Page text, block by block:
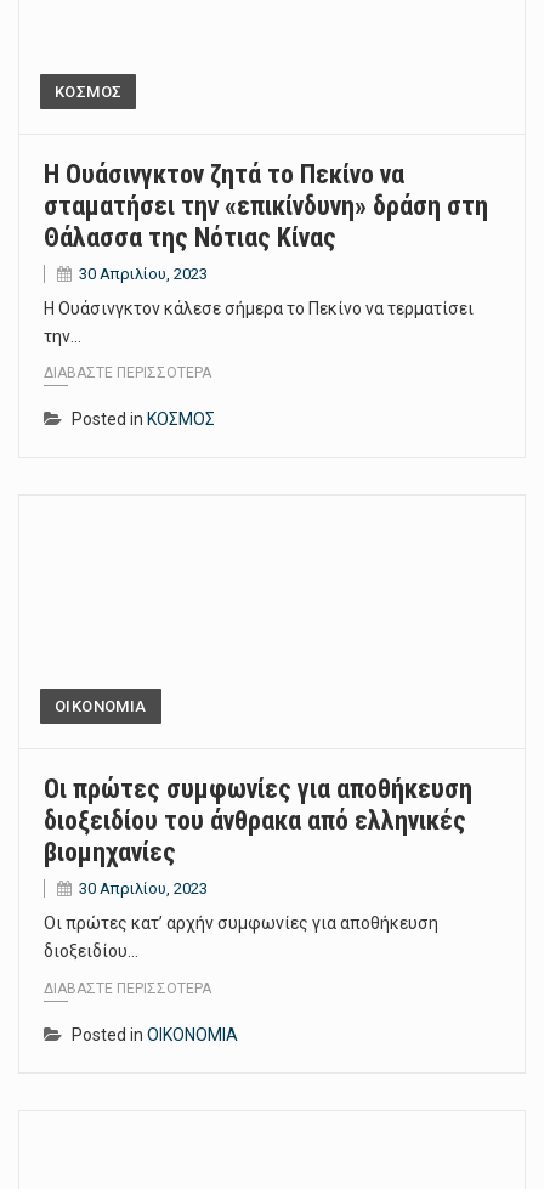
ΚΟΣΜΟΣ
Η Ουάσινγκτον ζητά το Πεκίνο να
σταματήσει την «επικίνδυνη» δράση στη
Θάλασσα της Νότιας Κίνας
30 Απριλίου, 2023
Η Ουάσινγκτον κάλεσε σήμερα το Πεκίνο να τερματίσει
την…
ΔΙΑΒΆΣΤΕ ΠΕΡΙΣΣΌΤΕΡΑ
Posted in ΚΟΣΜΟΣ
ΟΙΚΟΝΟΜΙΑ
Οι πρώτες συμφωνίες για αποθήκευση
διοξειδίου του άνθρακα από ελληνικές
βιομηχανίες
30 Απριλίου, 2023
Οι πρώτες κατ’ αρχήν συμφωνίες για αποθήκευση
διοξειδίου…
ΔΙΑΒΆΣΤΕ ΠΕΡΙΣΣΌΤΕΡΑ
Posted in ΟΙΚΟΝΟΜΙΑ